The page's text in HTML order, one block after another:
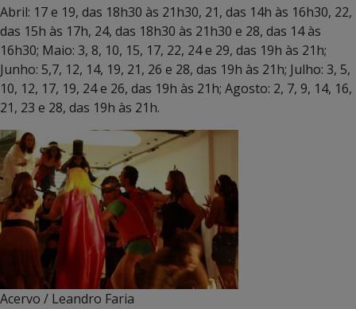
Abril: 17 e 19, das 18h30 às 21h30, 21, das 14h às 16h30, 22,
das 15h às 17h, 24, das 18h30 às 21h30 e 28, das 14 às
16h30; Maio: 3, 8, 10, 15, 17, 22, 24 e 29, das 19h às 21h;
Junho: 5,7, 12, 14, 19, 21, 26 e 28, das 19h às 21h; Julho: 3, 5,
10, 12, 17, 19, 24 e 26, das 19h às 21h; Agosto: 2, 7, 9, 14, 16,
21, 23 e 28, das 19h às 21h.
Acervo / Leandro Faria